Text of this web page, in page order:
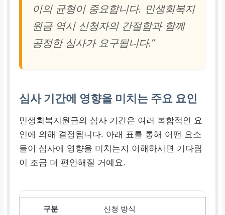
이의 균형이 중요합니다. 민생회복지
원금 역시 신청자의 간절함과 함께
공정한 심사가 요구됩니다.”
심사 기간에 영향을 미치는 주요 요인
민생회복지원금의 심사 기간은 여러 복합적인 요
인에 의해 결정됩니다. 아래 표를 통해 어떤 요소
들이 심사에 영향을 미치는지 이해하시면 기다림
이 조금 더 편안해질 거예요.
신청 방식